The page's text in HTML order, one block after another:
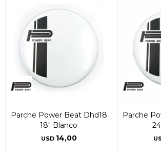
Parche Power Beat Dhd18
18" Blanco
USD 14,00
Parche